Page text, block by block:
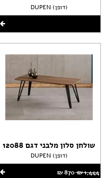
DUPEN (דופן)
שולחן סלון מלבני דגם 12088
DUPEN (דופן)
1,444 ‏₪
870 ‏₪